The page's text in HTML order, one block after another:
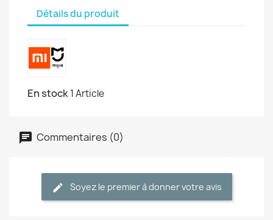
Détails du produit
En stock1 Article
Commentaires (0)
Soyez le premier à donner votre avis